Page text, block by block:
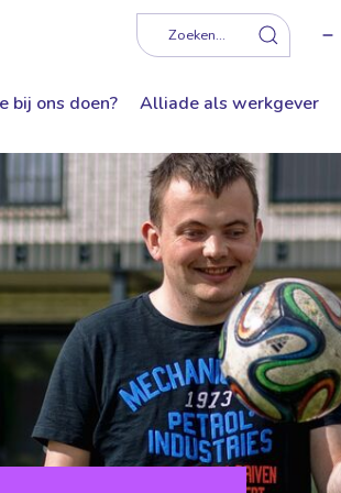
Zoeken...
bij ons doen? Alliade als werkgever